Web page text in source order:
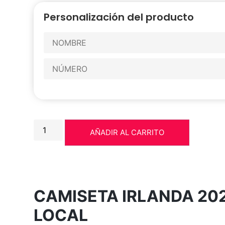
Personalización del producto
AÑADIR AL CARRITO
CAMISETA IRLANDA
LOCAL